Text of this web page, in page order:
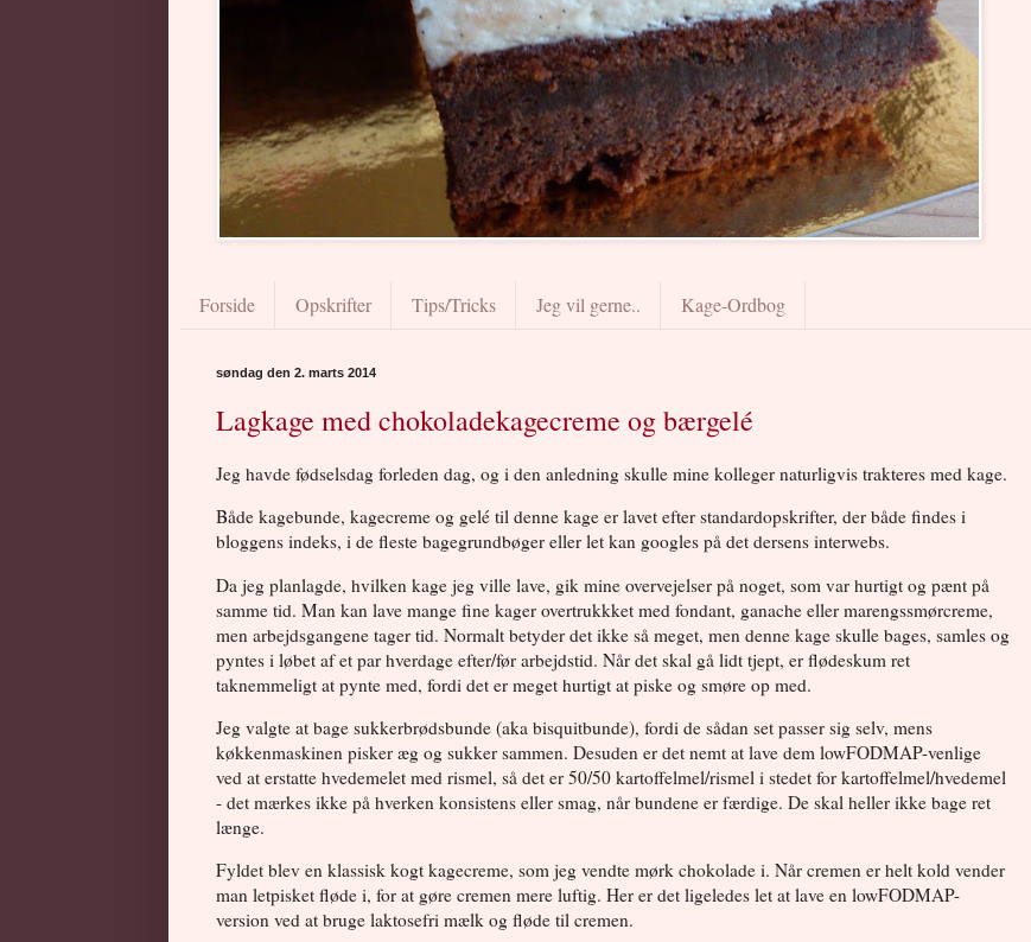
Forside Opskrifter Tips/Tricks Jeg vil gerne.. Kage-Ordbog
søndag den 2. marts 2014
Lagkage med chokoladekagecreme og bærgelé
Jeg havde fødselsdag forleden dag, og i den anledning skulle mine kolleger naturligvis trakteres med kage.
Både kagebunde, kagecreme og gelé til denne kage er lavet efter standardopskrifter, der både findes i
bloggens indeks, i de fleste bagegrundbøger eller let kan googles på det dersens interwebs.
Da jeg planlagde, hvilken kage jeg ville lave, gik mine overvejelser på noget, som var hurtigt og pænt på
samme tid. Man kan lave mange fine kager overtrukkket med fondant, ganache eller marengssmørcreme,
men arbejdsgangene tager tid. Normalt betyder det ikke så meget, men denne kage skulle bages, samles og
pyntes i løbet af et par hverdage efter/før arbejdstid. Når det skal gå lidt tjept, er flødeskum ret
taknemmeligt at pynte med, fordi det er meget hurtigt at piske og smøre op med.
Jeg valgte at bage sukkerbrødsbunde (aka bisquitbunde), fordi de sådan set passer sig selv, mens
køkkenmaskinen pisker æg og sukker sammen. Desuden er det nemt at lave dem lowFODMAP-venlige
ved at erstatte hvedemelet med rismel, så det er 50/50 kartoffelmel/rismel i stedet for kartoffelmel/hvedemel
- det mærkes ikke på hverken konsistens eller smag, når bundene er færdige. De skal heller ikke bage ret
længe.
Fyldet blev en klassisk kogt kagecreme, som jeg vendte mørk chokolade i. Når cremen er helt kold vender
man letpisket fløde i, for at gøre cremen mere luftig. Her er det ligeledes let at lave en lowFODMAP-
version ved at bruge laktosefri mælk og fløde til cremen.